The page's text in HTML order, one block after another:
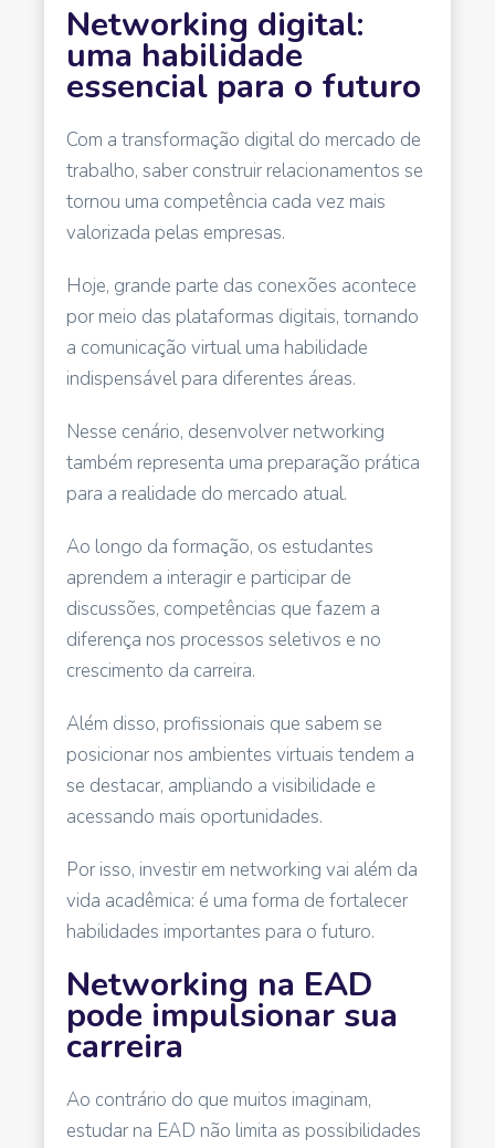
Networking digital:
uma habilidade
essencial para o futuro
Com a transformação digital do mercado de
trabalho, saber construir relacionamentos se
tornou uma competência cada vez mais
valorizada pelas empresas.
Hoje, grande parte das conexões acontece
por meio das plataformas digitais, tornando
a comunicação virtual uma habilidade
indispensável para diferentes áreas.
Nesse cenário, desenvolver networking
também representa uma preparação prática
para a realidade do mercado atual.
Ao longo da formação, os estudantes
aprendem a interagir e participar de
discussões, competências que fazem a
diferença nos processos seletivos e no
crescimento da carreira.
Além disso, profissionais que sabem se
posicionar nos ambientes virtuais tendem a
se destacar, ampliando a visibilidade e
acessando mais oportunidades.
Por isso, investir em networking vai além da
vida acadêmica: é uma forma de fortalecer
habilidades importantes para o futuro.
Networking na EAD
pode impulsionar sua
carreira
Ao contrário do que muitos imaginam,
estudar na EAD não limita as possibilidades